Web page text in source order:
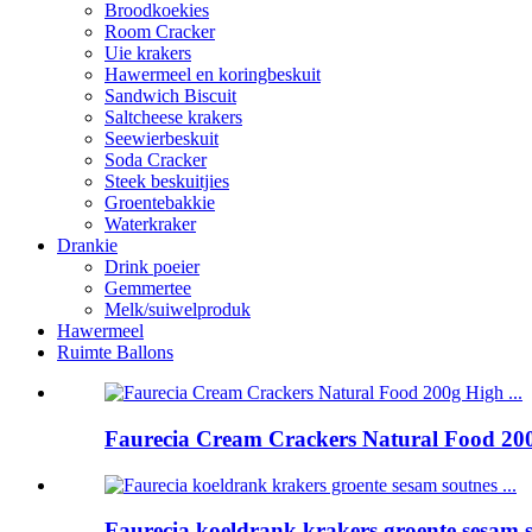
Broodkoekies
Room Cracker
Uie krakers
Hawermeel en koringbeskuit
Sandwich Biscuit
Saltcheese krakers
Seewierbeskuit
Soda Cracker
Steek beskuitjies
Groentebakkie
Waterkraker
Drankie
Drink poeier
Gemmertee
Melk/suiwelproduk
Hawermeel
Ruimte Ballons
Faurecia Cream Crackers Natural Food